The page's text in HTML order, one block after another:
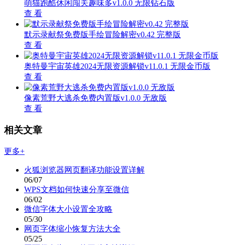
萌猫跑酷休闲闯关趣味多v1.0.0 无限钻石版
查 看
默示录献祭免费版手绘冒险解密v0.42 完整版
查 看
奥特曼宇宙英雄2024无限资源解锁v11.0.1 无限金币版
查 看
像素荒野大逃杀免费内置版v1.0.0 无敌版
查 看
相关文章
更多+
火狐浏览器网页翻译功能设置详解
06/07
WPS文档如何快速分享至微信
06/02
微信字体大小设置全攻略
05/30
网页字体缩小恢复方法大全
05/25